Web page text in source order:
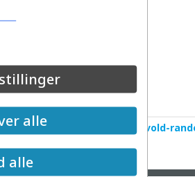
Regnvandsbassin i-oestervold-
alle
alle